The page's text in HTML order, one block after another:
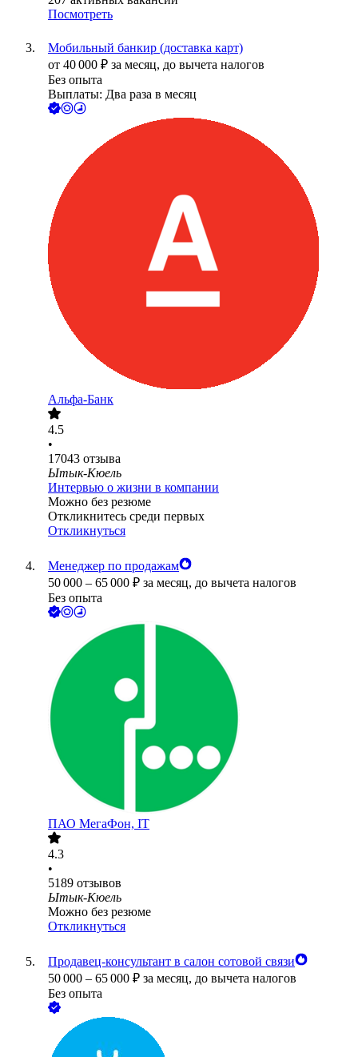
Посмотреть
Мобильный банкир (доставка карт)
от 40 000 ₽ за месяц, до вычета налогов
Без опыта
Выплаты: Два раза в месяц
Альфа-Банк
4.5
•
17043 отзыва
Ытык-Кюель
Интервью о жизни в компании
Можно без резюме
Откликнитесь среди первых
Откликнуться
Менеджер по продажам
50 000 – 65 000 ₽ за месяц, до вычета налогов
Без опыта
ПАО МегаФон, IT
4.3
•
5189 отзывов
Ытык-Кюель
Можно без резюме
Откликнуться
Продавец-консультант в салон сотовой связи
50 000 – 65 000 ₽ за месяц, до вычета налогов
Без опыта